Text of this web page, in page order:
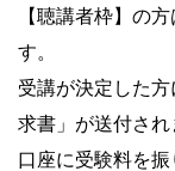
【聴講者枠】の
す。
受講が決定した
求書」が送付さ
口座に受験料を振